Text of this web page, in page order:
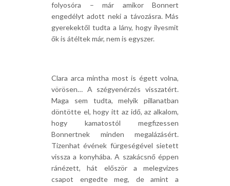
folyosóra – már amikor Bonnert
engedélyt adott neki a távozásra. Más
gyerekektől tudta a lány, hogy ilyesmit
ők is átéltek már, nem is egyszer.
Clara arca mintha most is égett volna,
vörösen… A szégyenérzés visszatért.
Maga sem tudta, melyik pillanatban
döntötte el, hogy itt az idő, az alkalom,
hogy kamatostól megfizessen
Bonnertnek minden megalázásért.
Tizenhat évének fürgeségével sietett
vissza a konyhába. A szakácsnő éppen
ránézett, hát először a melegvizes
csapot engedte meg, de amint a